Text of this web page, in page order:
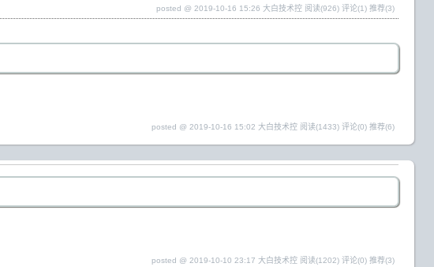
posted @ 2019-10-16 15:26 大白技术控 阅读(926) 评论(1) 推荐(3)
posted @ 2019-10-16 15:02 大白技术控 阅读(1433) 评论(0) 推荐(6)
posted @ 2019-10-10 23:17 大白技术控 阅读(1202) 评论(0) 推荐(3)